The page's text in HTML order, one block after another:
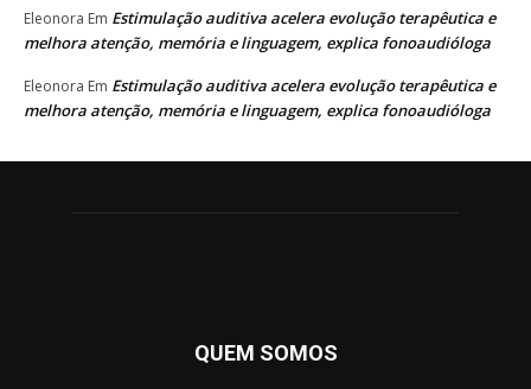
Eleonora Em Estimulação auditiva acelera evolução terapêutica e
melhora atenção, memória e linguagem, explica fonoaudióloga
Eleonora Em Estimulação auditiva acelera evolução terapêutica e
melhora atenção, memória e linguagem, explica fonoaudióloga
QUEM SOMOS